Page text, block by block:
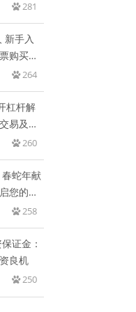
281
新手入
购买方
264
杠杆解
易及其
260
蛇年献
您的财
258
良机
250